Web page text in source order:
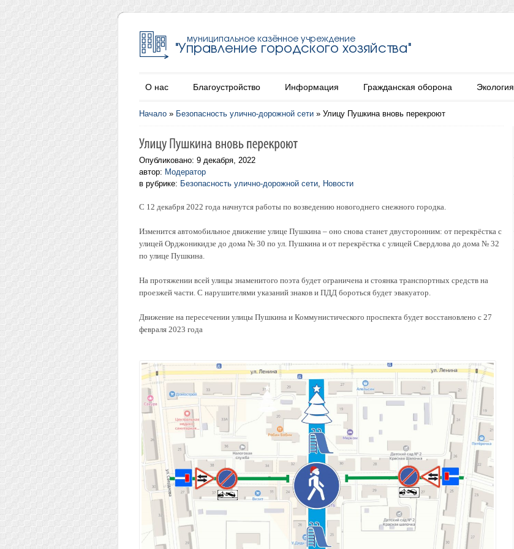
О нас Благоустройство Информация Гражданская оборона Экология
Начало » Безопасность улично-дорожной сети » Улицу Пушкина вновь перекроют
Опубликовано: 9 декабря, 2022
автор: Модератор
в рубрике: Безопасность улично-дорожной сети, Новости
С 12 декабря 2022 года начнутся работы по возведению новогоднего снежного городка.
Изменится автомобильное движение улице Пушкина – оно снова станет двусторонним: от перекрёстка с
улицей Орджоникидзе до дома № 30 по ул. Пушкина и от перекрёстка с улицей Свердлова до дома № 32
по улице Пушкина.
На протяжении всей улицы знаменитого поэта будет ограничена и стоянка транспортных средств на
проезжей части. С нарушителями указаний знаков и ПДД бороться будет эвакуатор.
Движение на пересечении улицы Пушкина и Коммунистического проспекта будет восстановлено с 27
февраля 2023 года